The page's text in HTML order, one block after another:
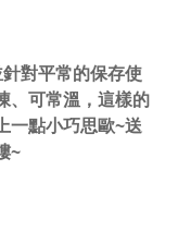
對平常的保存使
、可常溫，這樣的
一點小巧思歐~送
~